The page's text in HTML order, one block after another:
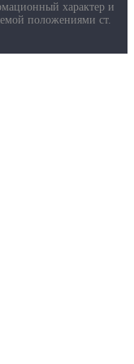
характер и
положениями ст.